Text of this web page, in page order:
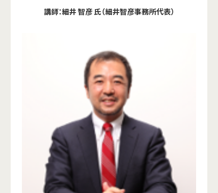
講師：細井智彦 氏（細井智彦事務所代表）